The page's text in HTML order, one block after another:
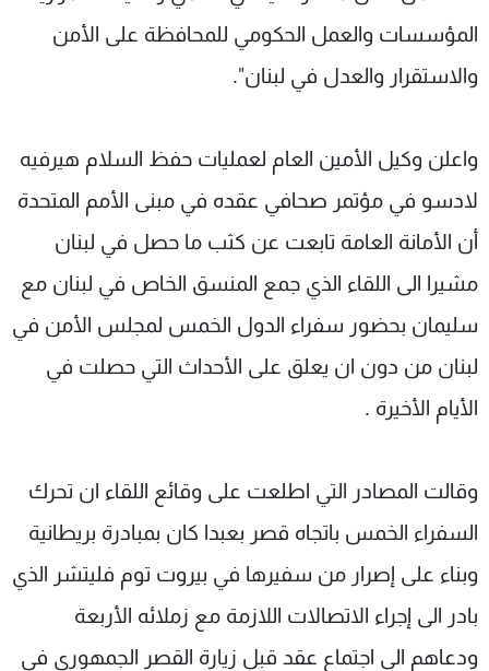
المؤسسات والعمل الحكومي للمحافظة على الأمن
والاستقرار والعدل في لبنان".
واعلن وكيل الأمين العام لعمليات حفظ السلام هيرفيه
لادسو في مؤتمر صحافي عقده في مبنى الأمم المتحدة
أن الأمانة العامة تابعت عن كثب ما حصل في لبنان
مشيرا الى اللقاء الذي جمع المنسق الخاص في لبنان مع
سليمان بحضور سفراء الدول الخمس لمجلس الأمن في
لبنان من دون ان يعلق على الأحداث التي حصلت في
الأيام الأخيرة .
وقالت المصادر التي اطلعت على وقائع اللقاء ان تحرك
السفراء الخمس باتجاه قصر بعبدا كان بمبادرة بريطانية
وبناء على إصرار من سفيرها في بيروت توم فليتشر الذي
بادر الى إجراء الاتصالات اللازمة مع زملائه الأربعة
ودعاهم الى اجتماع عقد قبل زيارة القصر الجمهوري في